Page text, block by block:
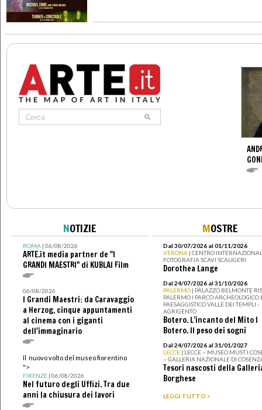
NOTIZIE
ROMA| 06/08/2026
ARTE.it media partner de "I
GRANDI MAESTRI" di KUBLAI Film
06/08/2026
I Grandi Maestri: da Caravaggio
a Herzog, cinque appuntamenti
al cinema con i giganti
dell'immaginario
Il nuovo volto del museo fiorentino
">
FIRENZE| 06/08/2026
Nel futuro degli Uffizi. Tra due
anni la chiusura dei lavori
MOSTRE
Dal 30/07/2026 al 01/11/2026
VERONA | CENTRO
FOTOGRAFIA SCAVI SCALIGERI
Dorothea Lange
Dal 24/07/2026 al 31/10/2026
PALERMO | PALAZZO BELMONTE
PALERMO I PARCO ARCHEOLOGICO
PAESAGGISTICO VALLE DEI TEMPLI -
AGRIGENTO
Botero. L’incanto del Mito I
Botero. Il peso dei sogni
Dal 24/07/2026 al 31/01/2027
LECCE | LECCE – MUSEO MUST I
– GALLERIA NAZIONALE DI
Tesori nascosti della
Borghese
LEGGI TUTTO >